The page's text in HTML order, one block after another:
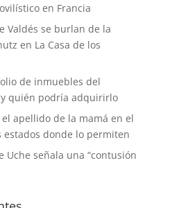
en Francia
Valdés se burlan de la
en La Casa de los
de inmuebles del
quién podría adquirirlo
apellido de la mamá en el
estados donde lo permiten
Uche señala una “contusión